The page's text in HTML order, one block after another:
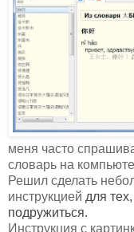
меня часто
словарь на
Решил сделать
инструкцией для
подружиться.
Инструкция с